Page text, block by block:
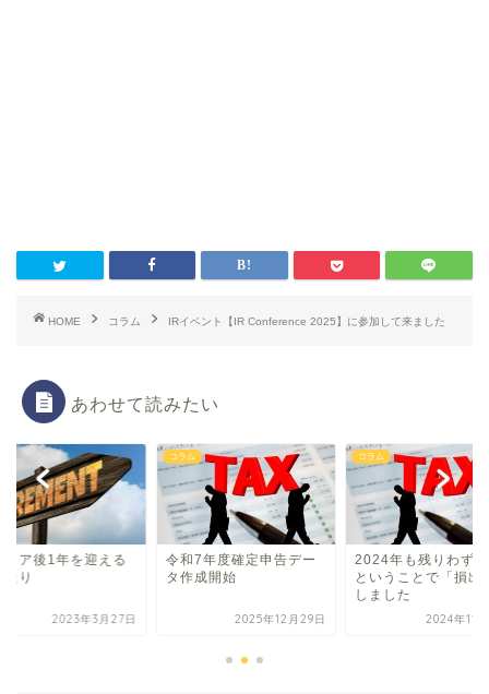
HOME コラム IRイベント【IR Conference 2025】に参加して来ました
あわせて読みたい
イア後1年を迎える
たり
2023年3月27日
コラム
令和7年度確定申告デー
タ作成開始
2025年12月29日
コラム
2024年も残りわず
ということで「損出
しました
2024年11